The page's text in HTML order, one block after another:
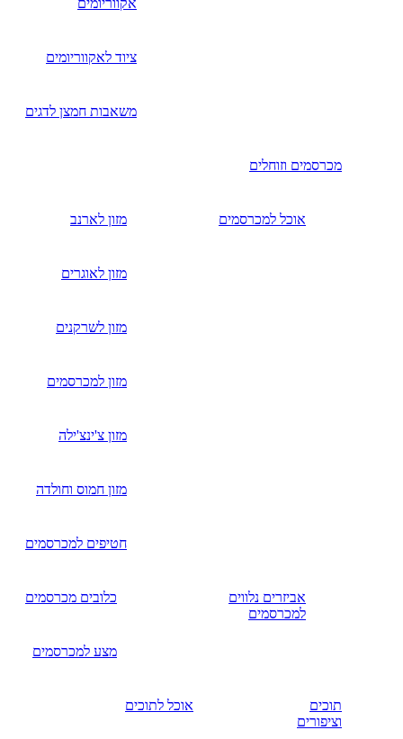
ציוד לאקווריומים
משאבות חמצן לדגים
מכרסמים וזוחלים
אוכל למכרסמים מזון לארנב
מזון לאוגרים
מזון לשרקנים
מזון למכרסמים
מזון צ'ינצ'ילה
מזון חמוס וחולדה
חטיפים למכרסמים
אביזרים נלווים
למכרסמים
כלובים מכרסמים
מצע למכרסמים
תוכים
וציפורים
אוכל לתוכים